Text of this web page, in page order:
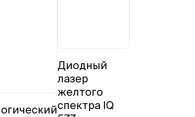
Диодный
лазер
желтого
спектра IQ